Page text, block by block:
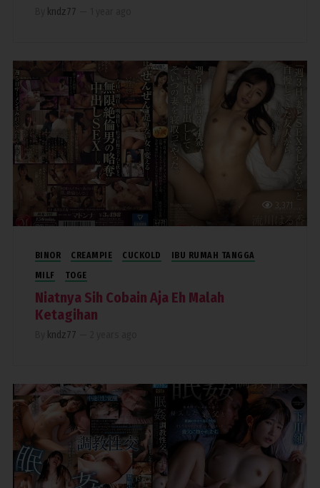
kndz77
3,371
BINOR CREAMPIE CUCKOLD
IBU RUMAH TANGGA
MILF
TOGE
Niatnya Sih Cobain Aja Eh Malah
Ketagihan
kndz77